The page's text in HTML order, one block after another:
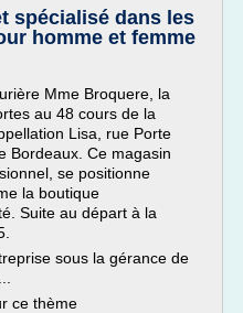
spécialisé dans les
homme et femme
Mme Broquere, la
au 48 cours de la
Lisa, rue Porte
Bordeaux. Ce magasin
se positionne
la boutique
Suite au départ à la
sous la gérance de
ce thème